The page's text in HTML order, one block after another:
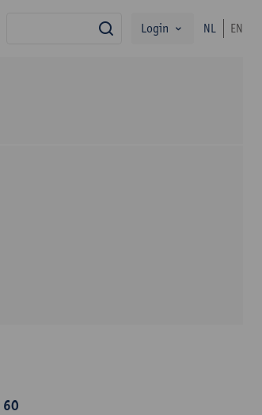
zoekLogin NL EN
60